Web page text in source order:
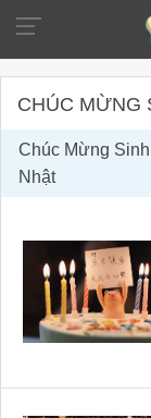
CHÚC MỪNG
Chúc Mừng
Nhật